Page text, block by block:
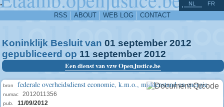
-
RSS ABOUT WEB LOG CONTACT
NL FR
Koninklijk Besluit van 01 september 2012
gepubliceerd op 11 september 2012
Een dienst van vzw OpenJustice.be
bron federale overheidsdienst economie, k.m.o., middenstand en energie
numac 2012011356
pub. 11/09/2012
^